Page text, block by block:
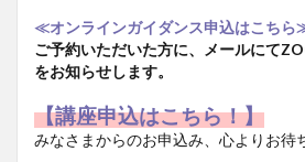
≪オンラインガイダンス申込はこち
ご予約いただいた方に、メールにて
をお知らせします。
【講座申込はこちら！】
みなさまからのお申込み、心よりお待